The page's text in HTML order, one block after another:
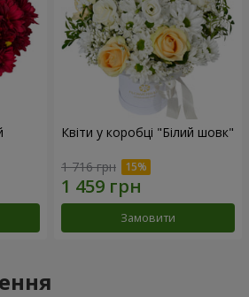
Квіти у коробці "Білий шовк"
1 716 грн
Замовити